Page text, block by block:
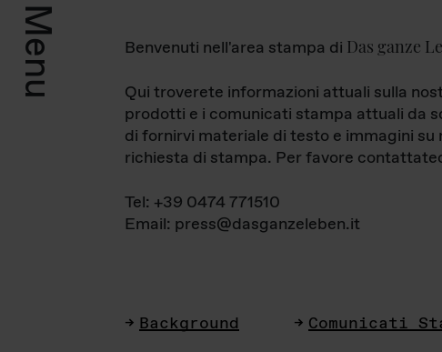
Menu Benvenuti nell'area stampa di Das ganze
Qui troverete informazioni attuali sulla
prodotti e i comunicati stampa attuali da
di fornirvi materiale di testo e immagini su
richiesta di stampa. Per favore
Tel: +39 0474 771510
Email: press@dasganzeleben.it
Background Comunicati